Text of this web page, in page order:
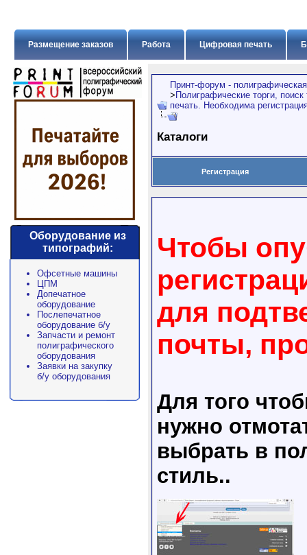
Цифровая печать
Работа
Размещение заказов
Оборудование из
типографий:
Офсетные машины
ЦПМ
Допечатное
оборудование
Послепечатное
оборудование б/у
Запчасти и ремонт
полиграфического
оборудования
Заявки на закупку
б/у оборудования
Принт-форум -
> Полиграфические торги,
печать. Необходима
Каталоги
Регистрация
Чтобы
для
почты,
Для того
нужно
выбрать в
стиль..